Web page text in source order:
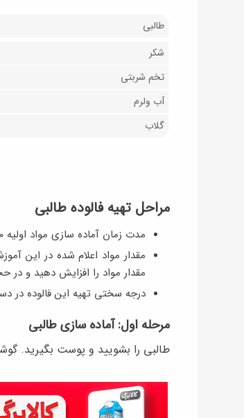
طالبی
شکر
تخم شربتی
آب ولرم
گلاب
مراحل تهیه فالوده طالبی
مدت زمان آماده سازی مواد اولیه ۲۰-۳۰ دقیقه و مدت زمان تهیه آن ۵-۷ دقیقه است.
مقدار مواد را افزایش دهید و در
درجه سختی تهیه این فالوده در
مرحله اول: آماده سازی طالبی
طالبی را بشویید و پوست بگیرید.